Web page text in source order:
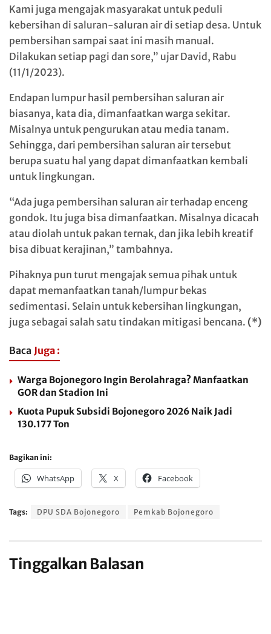
Kami juga mengajak masyarakat untuk peduli
kebersihan di saluran-saluran air di setiap desa. Untuk
pembersihan sampai saat ini masih manual.
Dilakukan setiap pagi dan sore,” ujar David, Rabu
(11/1/2023).
Endapan lumpur hasil pembersihan saluran air
biasanya, kata dia, dimanfaatkan warga sekitar.
Misalnya untuk pengurukan atau media tanam.
Sehingga, dari pembersihan saluran air tersebut
berupa suatu hal yang dapat dimanfaatkan kembali
untuk lingkungan.
“Ada juga pembersihan saluran air terhadap enceng
gondok. Itu juga bisa dimanfaatkan. Misalnya dicacah
atau diolah untuk pakan ternak, dan jika lebih kreatif
bisa dibuat kerajinan,” tambahnya.
Pihaknya pun turut mengajak semua pihak untuk
dapat memanfaatkan tanah/lumpur bekas
sedimentasi. Selain untuk kebersihan lingkungan,
juga sebagai salah satu tindakan mitigasi bencana. (*)
Baca Juga :
Warga Bojonegoro Ingin Berolahraga? Manfaatkan
GOR dan Stadion Ini
Kuota Pupuk Subsidi Bojonegoro 2026 Naik Jadi
130.177 Ton
Bagikan ini:
WhatsApp X Facebook
Tags: DPU SDA Bojonegoro Pemkab Bojonegoro
Tinggalkan Balasan